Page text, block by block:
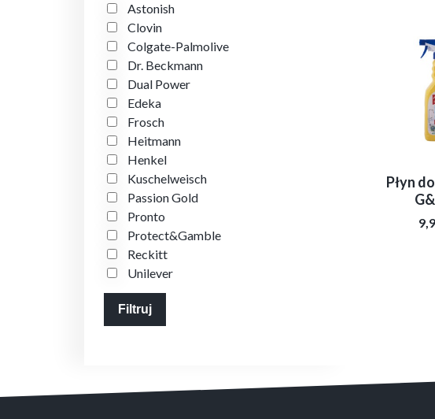
Astonish
Clovin
Colgate-Palmolive
Dr. Beckmann
Dual Power
Edeka
Frosch
Heitmann
Henkel
Kuschelweisch
Passion Gold
Pronto
Protect&Gamble
Reckitt
Unilever
Filtruj
Płyn